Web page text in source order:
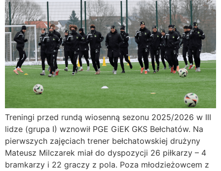
Treningi przed rundą wiosenną sezonu 2025/2026 w III
lidze (grupa I) wznowił PGE GiEK GKS Bełchatów. Na
pierwszych zajęciach trener bełchatowskiej drużyny
Mateusz Milczarek miał do dyspozycji 26 piłkarzy – 4
bramkarzy i 22 graczy z pola. Poza młodzieżowcem z